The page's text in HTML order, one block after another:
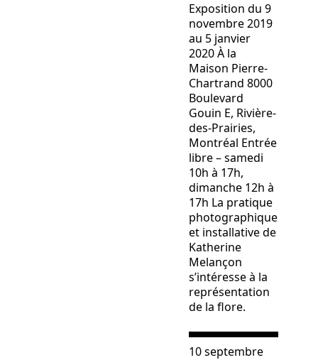
Exposition du 9
novembre 2019
au 5 janvier
2020 À la
Maison Pierre-
Chartrand 8000
Boulevard
Gouin E, Rivière-
des-Prairies,
Montréal Entrée
libre – samedi
10h à 17h,
dimanche 12h à
17h La pratique
photographique
et installative de
Katherine
Melançon
s’intéresse à la
représentation
de la flore.
Consulter « LES
10 septembre